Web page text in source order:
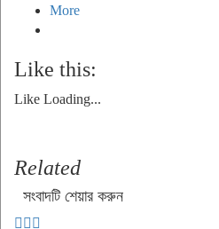
More
Like this:
Like Loading...
Related
সংবাদটি শেয়ার করুন